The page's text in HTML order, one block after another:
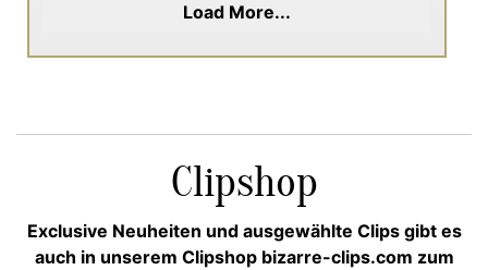
Load More...
Clipshop
Exclusive Neuheiten und ausgewählte Clips gibt es
auch in unserem Clipshop bizarre-clips.com zum